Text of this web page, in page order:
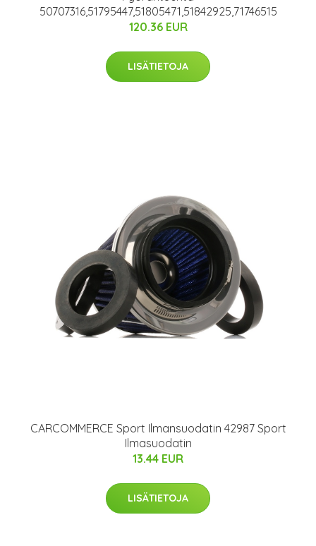
50707316,51795447,51805471,51842925,71746515
120.36 EUR
LISÄTIETOJA
CARCOMMERCE Sport Ilmansuodatin 42987 Sport
Ilmasuodatin
13.44 EUR
LISÄTIETOJA